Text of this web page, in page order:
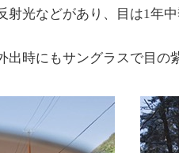
光などがあり、目は1年
時にもサングラスで目の